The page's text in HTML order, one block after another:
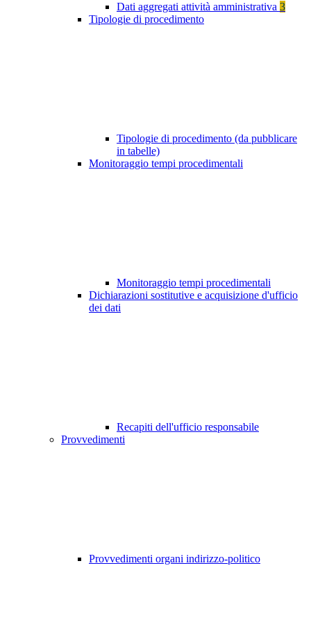
Dati aggregati attività amministrativa 3
Tipologie di procedimento
Tipologie di procedimento (da pubblicare
in tabelle)
Monitoraggio tempi procedimentali
Monitoraggio tempi procedimentali
Dichiarazioni sostitutive e acquisizione d'ufficio
dei dati
Recapiti dell'ufficio responsabile
Provvedimenti
Provvedimenti organi indirizzo-politico